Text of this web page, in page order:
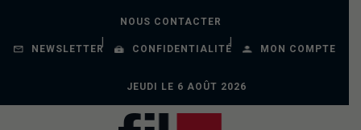
NOUS CONTACTER
NEWSLETTER CONFIDENTIALITÉ MON COMPTE
JEUDI LE 6 AOÛT 2026